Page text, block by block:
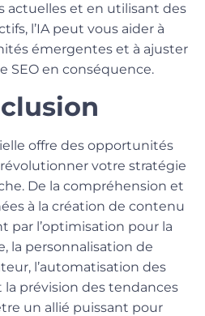
actuelles et en utilisant des
l’IA peut vous aider à
émergentes et à ajuster
SEO en conséquence.
offre des opportunités
votre stratégie
De la compréhension et
à la création de contenu
par l’optimisation pour la
la personnalisation de
l’automatisation des
prévision des tendances
un allié puissant pour